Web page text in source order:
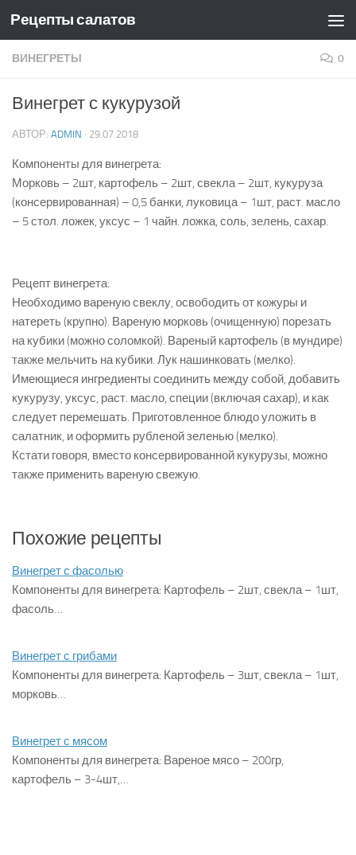
Skip to content
Рецепты салатов
ВИНЕГРЕТЫ 0
Винегрет с кукурузой
АВТОР: ADMIN · 29.07.2018
Компоненты для винегрета:
Морковь – 2шт, картофель – 2шт, свекла – 2шт, кукуруза
(консервированная) – 0,5 банки, луковица – 1шт, раст. масло
– 5 стол. ложек, уксус – 1 чайн. ложка, соль, зелень, сахар.
Рецепт винегрета:
Необходимо вареную свеклу, освободить от кожуры и
натереть (крупно). Вареную морковь (очищенную) порезать
на кубики (можно соломкой). Вареный картофель (в мундире)
также мельчить на кубики. Лук нашинковать (мелко).
Имеющиеся ингредиенты соединить между собой, добавить
кукурузу, уксус, раст. масло, специи (включая сахар), и как
следует перемешать. Приготовленное блюдо уложить в
салатник, и оформить рубленой зеленью (мелко).
Кстати говоря, вместо консервированной кукурузы, можно
также применить вареную свежую.
Похожие рецепты
Винегрет с фасолью
Компоненты для винегрета: Картофель – 2шт, свекла – 1шт,
фасоль…
Винегрет с грибами
Компоненты для винегрета: Картофель – 3шт, свекла – 1шт,
морковь…
Винегрет с мясом
Компоненты для винегрета: Вареное мясо – 200гр,
картофель – 3-4шт,…